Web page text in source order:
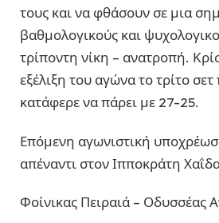
τους και να φθάσουν σε μια
βαθμολογικούς και
τρίποντη νίκη – ανατροπή.
εξέλιξη του αγώνα το τρίτο
κατάφερε να πάρει με 27-25.
Επόμενη αγωνιστική
απέναντι στον Ιπποκράτη
Φοίνικας Πειραιά – Οδυσσέας